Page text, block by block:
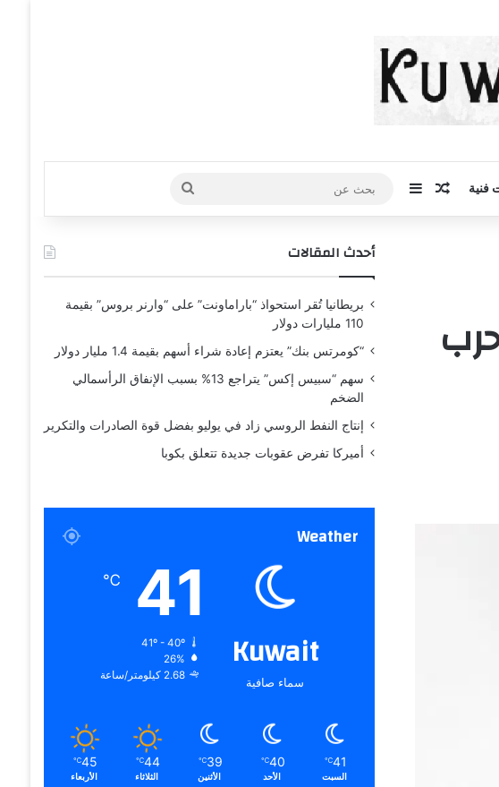
فنية مقال عشوائي
إضافة عمود جانبي
بحث
عن
أحدث المقالات
بريطانيا تُقر استحواذ “باراماونت” على “وارنر بروس” بقيمة
110 مليارات دولار
“كومرتس بنك” يعتزم إعادة شراء أسهم بقيمة 1.4 مليار دولار
سهم “سبيس إكس” يتراجع 13% بسبب الإنفاق الرأسمالي
الضخم
إنتاج النفط الروسي زاد في يوليو بفضل قوة الصادرات والتكرير
أميركا تفرض عقوبات جديدة تتعلق بكوبا
Weather
Kuwait
سماء صافية
41
℃
41º - 40º
26%
2.68 كيلومتر/ساعة
41
℃
السبت
40
℃
الأحد
39
℃
الأثنين
44
℃
الثلاثاء
45
℃
الأربعاء